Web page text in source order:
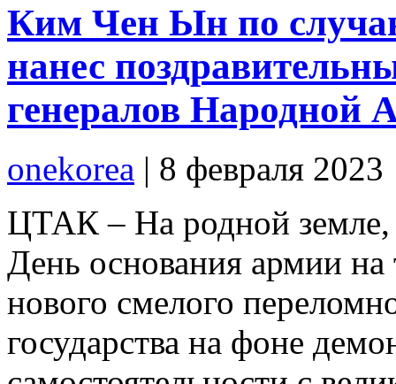
Ким Чен Ын по
нанес
генералов Народной
onekorea | 8 февраля 2023
ЦТАК – На родной земле,
День основания армии
нового смелого
государства на фоне